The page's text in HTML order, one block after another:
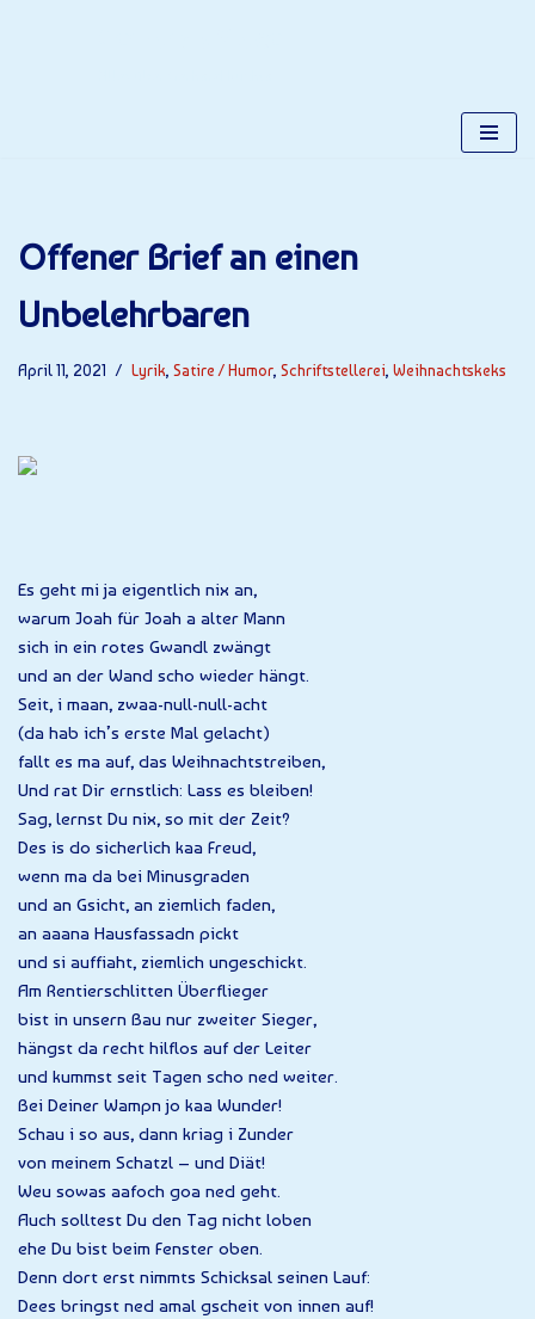
Offener Brief an einen
Unbelehrbaren
April 11, 2021 Lyrik, Satire / Humor, Schriftstellerei, Weihnachtskeks
Es geht mi ja eigentlich nix an,
warum Joah für Joah a alter Mann
sich in ein rotes Gwandl zwängt
und an der Wand scho wieder hängt.
Seit, i maan, zwaa-null-null-acht
(da hab ich’s erste Mal gelacht)
fallt es ma auf, das Weihnachtstreiben,
Und rat Dir ernstlich: Lass es bleiben!
Sag, lernst Du nix, so mit der Zeit?
Des is do sicherlich kaa Freud,
wenn ma da bei Minusgraden
und an Gsicht, an ziemlich faden,
an aaana Hausfassadn pickt
und si auffiaht, ziemlich ungeschickt.
Am Rentierschlitten Überflieger
bist in unsern Bau nur zweiter Sieger,
hängst da recht hilflos auf der Leiter
und kummst seit Tagen scho ned weiter.
Bei Deiner Wampn jo kaa Wunder!
Schau i so aus, dann kriag i Zunder
von meinem Schatzl – und Diät!
Weu sowas aafoch goa ned geht.
Auch solltest Du den Tag nicht loben
ehe Du bist beim Fenster oben.
Denn dort erst nimmts Schicksal seinen Lauf:
Dees bringst ned amal gscheit von innen auf!